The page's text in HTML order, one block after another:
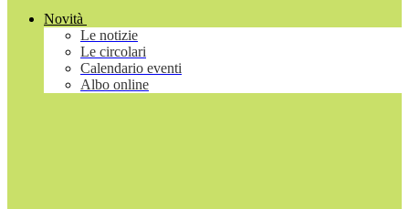
Novità
Le notizie
Le circolari
Calendario eventi
Albo online